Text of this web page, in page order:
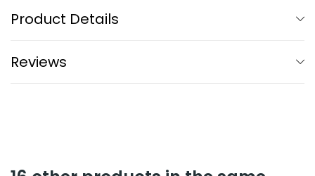
Product Details
Reviews